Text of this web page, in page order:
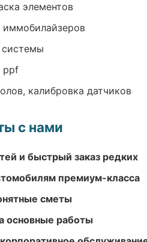
элементов
иммобилайзеров
ppf
калибровка датчиков
с нами
и быстрый заказ редких
премиум-класса
сметы
основные работы